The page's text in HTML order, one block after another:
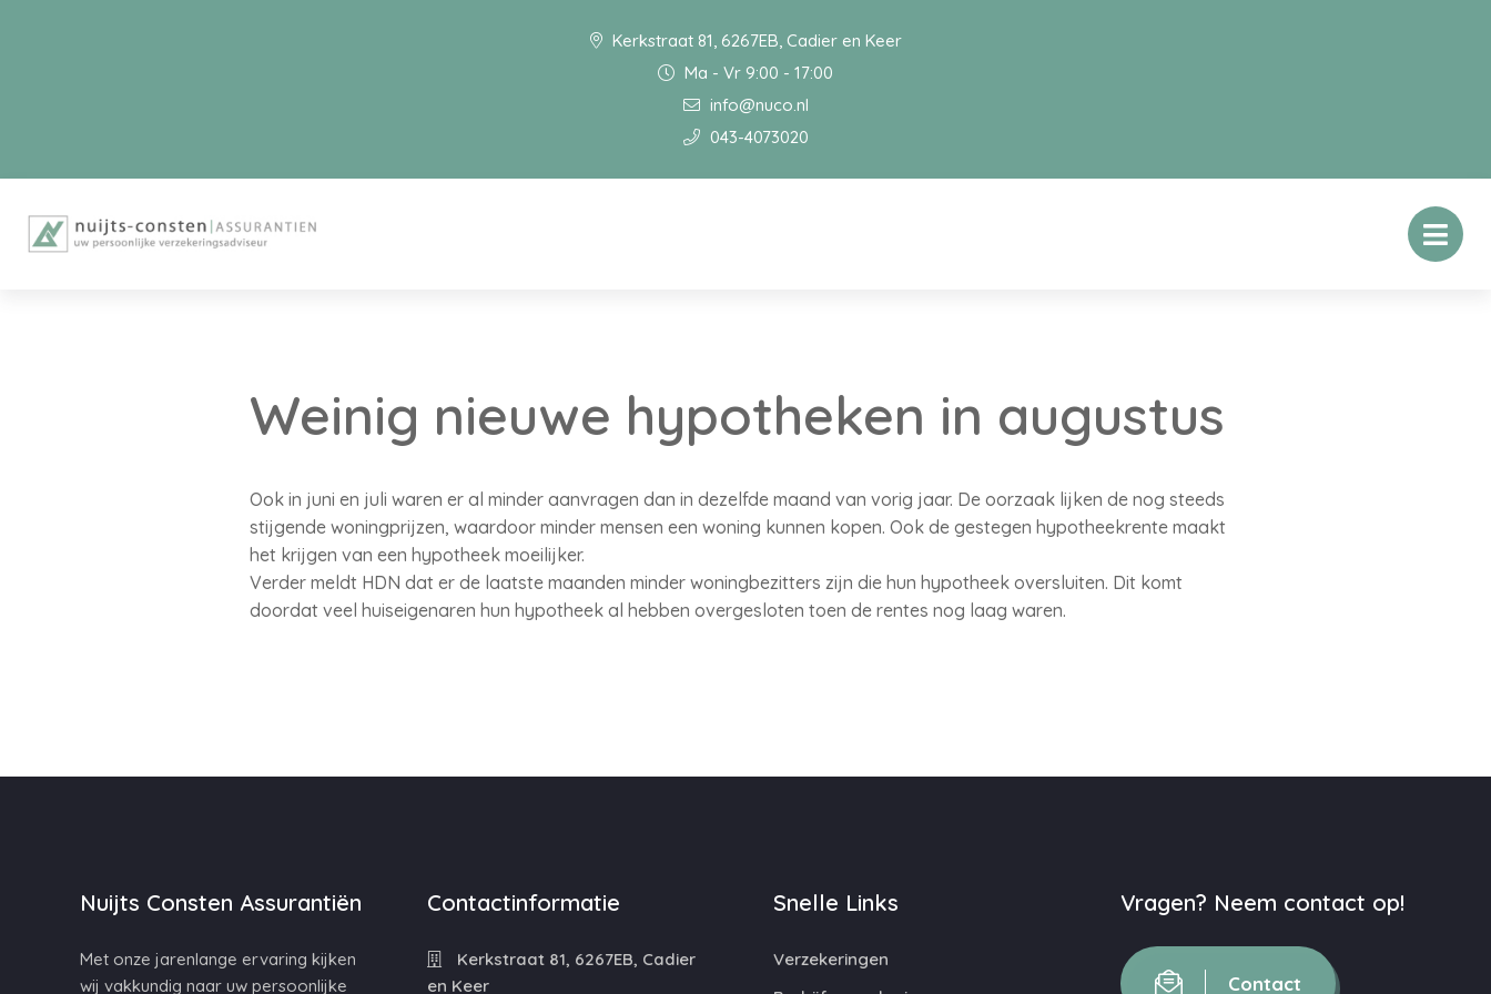
Kerkstraat 81, 6267EB, Cadier en Keer
Ma - Vr 9:00 - 17:00
info@nuco.nl
043-4073020
Weinig nieuwe hypotheken in augustus
Ook in juni en juli waren er al minder aanvragen dan in dezelfde maand van vorig jaar. De oorzaak lijken de nog steeds
stijgende woningprijzen, waardoor minder mensen een woning kunnen kopen. Ook de gestegen hypotheekrente maakt
het krijgen van een hypotheek moeilijker.
Verder meldt HDN dat er de laatste maanden minder woningbezitters zijn die hun hypotheek oversluiten. Dit komt
doordat veel huiseigenaren hun hypotheek al hebben overgesloten toen de rentes nog laag waren.
Nuijts Consten Assurantiën
Met onze jarenlange ervaring kijken
wij vakkundig naar uw persoonlijke
Contactinformatie
Kerkstraat 81, 6267EB, Cadier
en Keer
Snelle Links
Verzekeringen
Vragen? Neem contact op!
Contact